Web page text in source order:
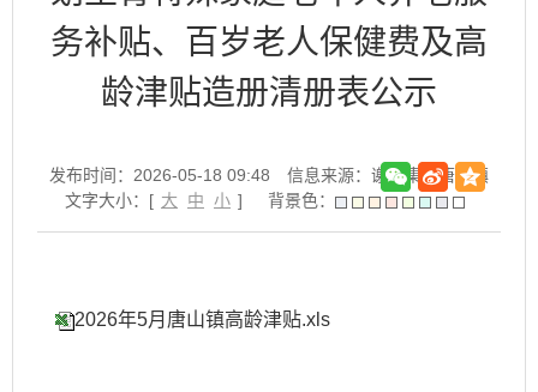
务补贴、百岁老人保健费及高
龄津贴造册清册表公示
发布时间：2026-05-18 09:48
信息来源：谢家集区唐山镇
文字大小：[ 大 中 小 ] 背景色：
2026年5月唐山镇高龄津贴.xls